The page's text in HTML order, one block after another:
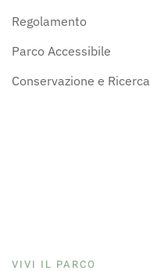
Regolamento
Parco Accessibile
Conservazione e Ricerca
VIVI IL PARCO